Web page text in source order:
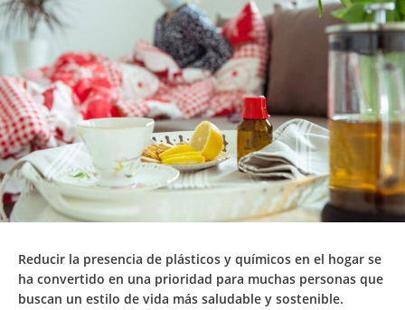
Reducir la presencia de plásticos y químicos en el hogar se
ha convertido en una prioridad para muchas personas que
buscan un estilo de vida más saludable y sostenible.